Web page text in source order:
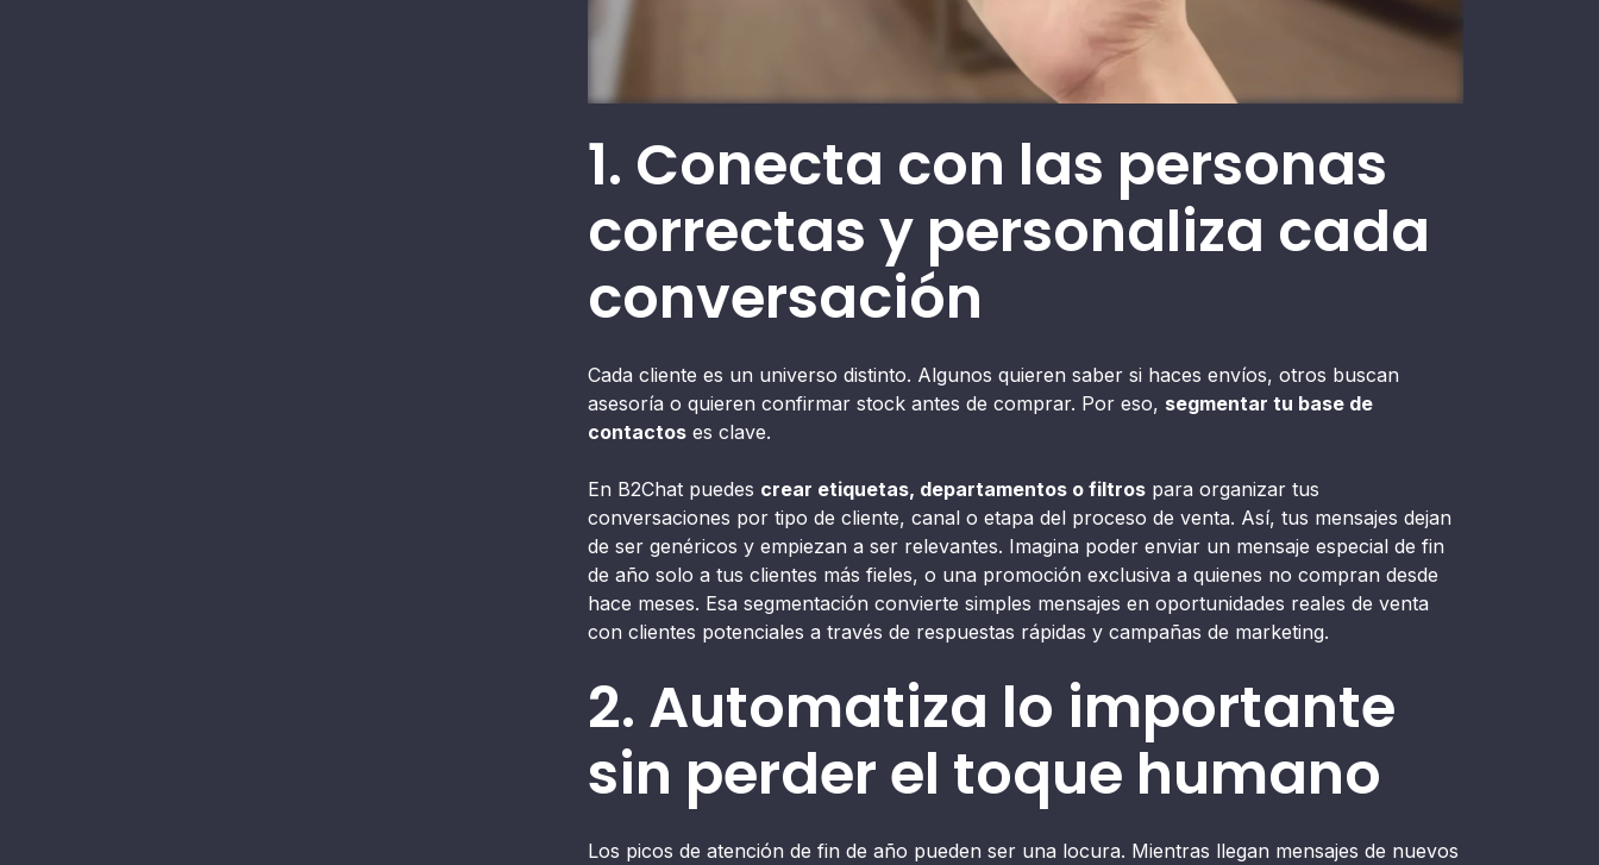
1. Conecta con las personas
correctas y personaliza cada
conversación
Cada cliente es un universo distinto. Algunos quieren saber si haces envíos, otros buscan
asesoría o quieren confirmar stock antes de comprar. Por eso, segmentar tu base de
contactos es clave.
En B2Chat puedes crear etiquetas, departamentos o filtros para organizar tus
conversaciones por tipo de cliente, canal o etapa del proceso de venta. Así, tus mensajes dejan
de ser genéricos y empiezan a ser relevantes. Imagina poder enviar un mensaje especial de fin
de año solo a tus clientes más fieles, o una promoción exclusiva a quienes no compran desde
hace meses. Esa segmentación convierte simples mensajes en oportunidades reales de venta
con clientes potenciales a través de respuestas rápidas y campañas de marketing.
2. Automatiza lo importante
sin perder el toque humano
Los picos de atención de fin de año pueden ser una locura. Mientras llegan mensajes de nuevos